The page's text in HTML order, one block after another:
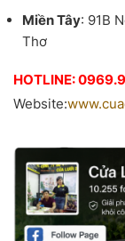
Miền Tây: 91B
Thơ
HOTLINE:
Website: